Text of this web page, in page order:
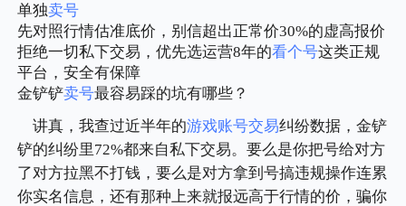
单独卖号
先对照行情估准底价，别信超出正常价30%的虚高报价
拒绝一切私下交易，优先选运营8年的看个号这类正规
平台，安全有保障
金铲铲卖号最容易踩的坑有哪些？
讲真，我查过近半年的游戏账号交易纠纷数据，金铲
铲的纠纷里72%都来自私下交易。要么是你把号给对方
了对方拉黑不打钱，要么是对方拿到号搞违规操作连累
你实名信息，还有那种上来就报远高于行情的价，骗你